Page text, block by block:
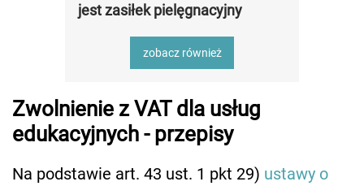
jest zasiłek pielęgnacyjny
zobacz również
Zwolnienie z VAT dla usług
edukacyjnych - przepisy
Na podstawie art. 43 ust. 1 pkt 29) ustawy o